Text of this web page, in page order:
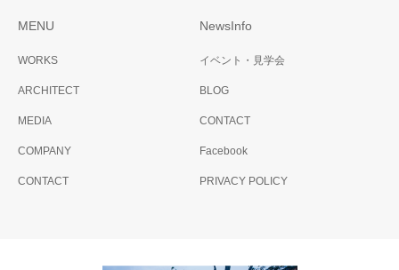
futaba 二ノ宮の家
MENU
WORKS
ARCHITECT
MEDIA
COMPANY
CONTACT
NewsInfo
イベント・見学会
BLOG
CONTACT
Facebook
PRIVACY POLICY